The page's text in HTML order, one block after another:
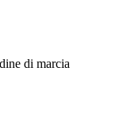
di marcia